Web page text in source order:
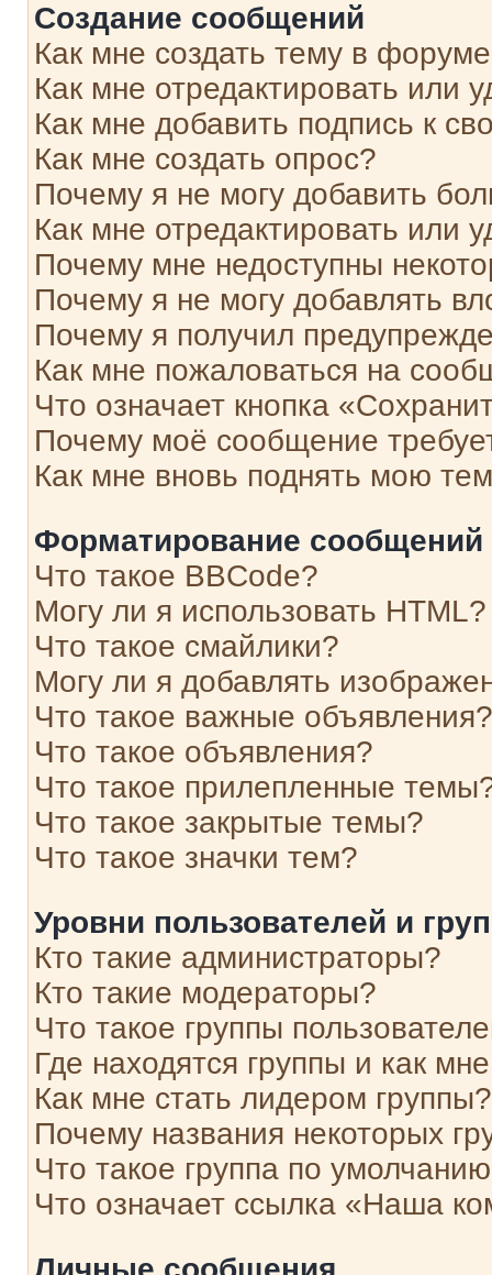
Создание сообщений
Как мне создать тему в
Как мне отредактировать или
Как мне добавить подпись к
Как мне создать опрос?
Почему я не могу добавить
Как мне отредактировать или
Почему мне недоступны
Почему я не могу добавлять
Почему я получил
Как мне пожаловаться на
Что означает кнопка
Почему моё сообщение
Как мне вновь поднять мою
Форматирование
Что такое BBCode?
Могу ли я использовать HTML?
Что такое смайлики?
Могу ли я добавлять
Что такое важные объявления?
Что такое объявления?
Что такое прилепленные
Что такое закрытые темы?
Что такое значки тем?
Уровни пользователей и
Кто такие администраторы?
Кто такие модераторы?
Что такое группы
Где находятся группы и как
Как мне стать лидером группы?
Почему названия некоторых
Что такое группа по
Что означает ссылка «Наша